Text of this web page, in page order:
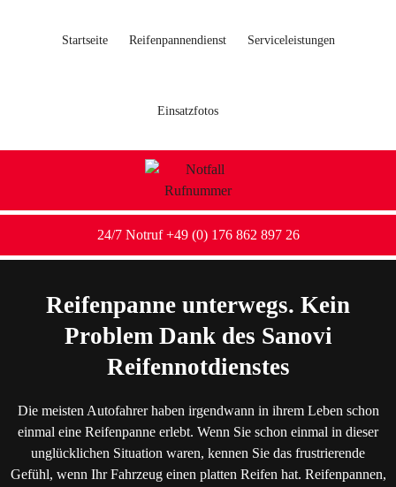
Startseite Reifenpannendienst Serviceleistungen
Einsatzfotos
24/7 Notruf +49 (0) 176 862 897 26
Reifenpanne unterwegs. Kein
Problem Dank des Sanovi
Reifennotdienstes
Die meisten Autofahrer haben irgendwann in ihrem Leben schon
einmal eine Reifenpanne erlebt. Wenn Sie schon einmal in dieser
unglücklichen Situation waren, kennen Sie das frustrierende
Gefühl, wenn Ihr Fahrzeug einen platten Reifen hat. Reifenpannen,